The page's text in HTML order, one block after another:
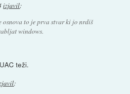
izjavil:
to je prva stvar ki jo nrdiš
windows.
teži.
: